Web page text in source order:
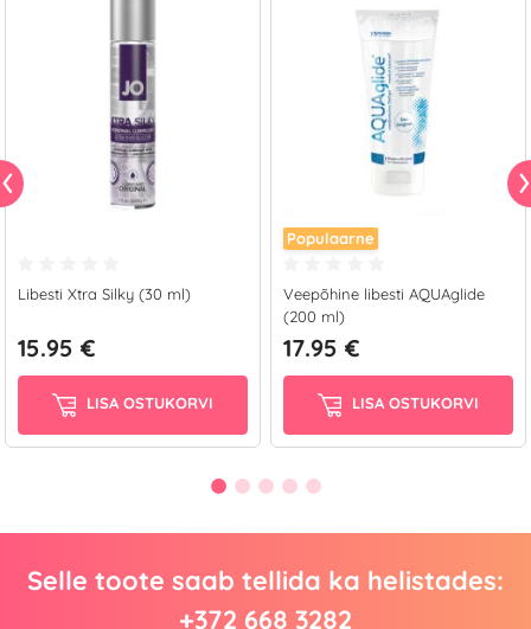
Libesti Xtra Silky (30 ml)
15.95 €
LISA OSTUKORVI
Populaarne
Veepõhine libesti AQUAglide
(200 ml)
17.95 €
LISA OSTUKORVI
Selle toote saab tellida ka helistades:
+372 668 3282